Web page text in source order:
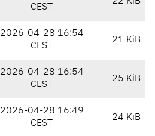
CEST
2026-04-28 16:54
CEST
21 KiB
2026-04-28 16:54
CEST
25 KiB
2026-04-28 16:49
CEST
24 KiB